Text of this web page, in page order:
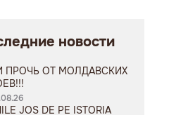
новости
ПРОЧЬ ОТ МОЛДАВСКИХ
JOS DE PE ISTORIA